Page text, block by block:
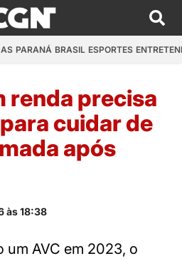
PARANÁ BRASIL ESPORTES
renda precisa
cuidar de
após
às 18:38
um AVC em 2023, o